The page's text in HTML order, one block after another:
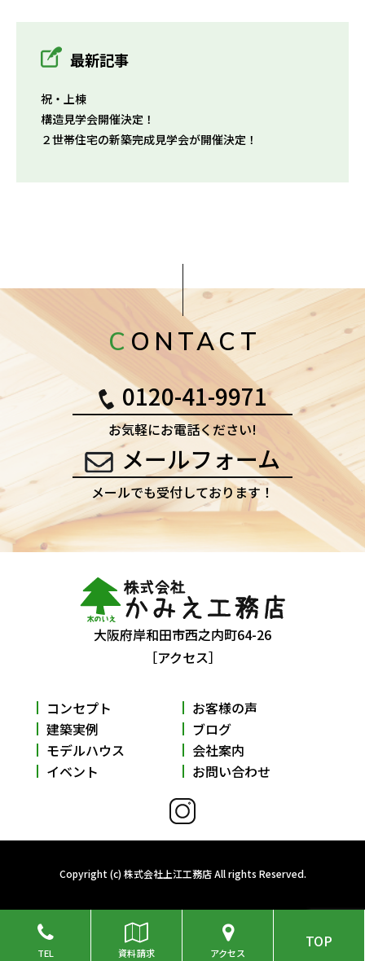
最新記事
祝・上棟
構造見学会開催決定！
２世帯住宅の新築完成見学会が開催決定！
CONTACT
0120-41-9971
お気軽にお電話ください!
メールフォーム
メールでも受付しております！
大阪府岸和田市西之内町64-26
［アクセス］
コンセプト
建築実例
モデルハウス
イベント
お客様の声
ブログ
会社案内
お問い合わせ
Copyright (c) 株式会社上江工務店 All rights Reserved.
TEL 資料請求 アクセス
TOP